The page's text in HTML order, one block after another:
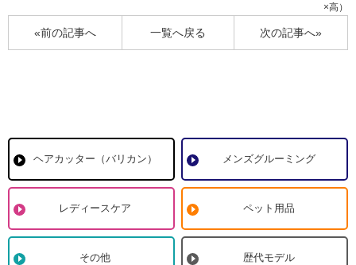
×高）
«前の記事へ 次の記事へ»
一覧へ戻る
ヘアカッター（バリカン） メンズグルーミング
レディースケア ペット用品
その他 歴代モデル